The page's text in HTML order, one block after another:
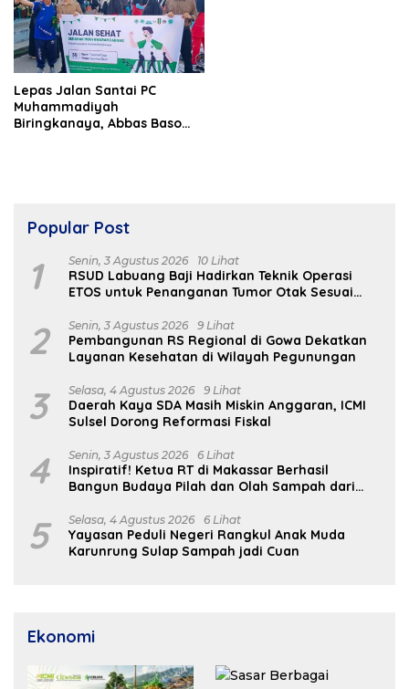
Lepas Jalan Santai PC
Muhammadiyah
Biringkanaya, Abbas Baso
Popular Post
1 Senin, 3 Agustus 2026 10 Lihat
RSUD Labuang Baji Hadirkan Teknik Operasi
ETOS untuk Penanganan Tumor Otak Sesuai
2 Senin, 3 Agustus 2026 9 Lihat
Pembangunan RS Regional di Gowa Dekatkan
Layanan Kesehatan di Wilayah Pegunungan
3 Selasa, 4 Agustus 2026 9 Lihat
Daerah Kaya SDA Masih Miskin Anggaran, ICMI
Sulsel Dorong Reformasi Fiskal
4 Senin, 3 Agustus 2026 6 Lihat
Inspiratif! Ketua RT di Makassar Berhasil
Bangun Budaya Pilah dan Olah Sampah dari
5 Selasa, 4 Agustus 2026 6 Lihat
Yayasan Peduli Negeri Rangkul Anak Muda
Karunrung Sulap Sampah jadi Cuan
Ekonomi